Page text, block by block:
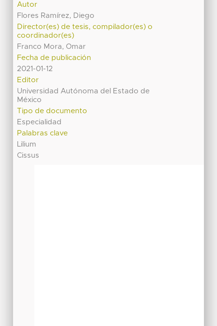
Autor
Flores Ramírez, Diego
Director(es) de tesis, compilador(es) o
coordinador(es)
Franco Mora, Omar
Fecha de publicación
2021-01-12
Editor
Universidad Autónoma del Estado de
México
Tipo de documento
Especialidad
Palabras clave
Lilium
Cissus